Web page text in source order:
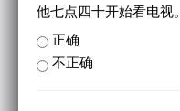
他七点四十开始看电视。
正确
不正确